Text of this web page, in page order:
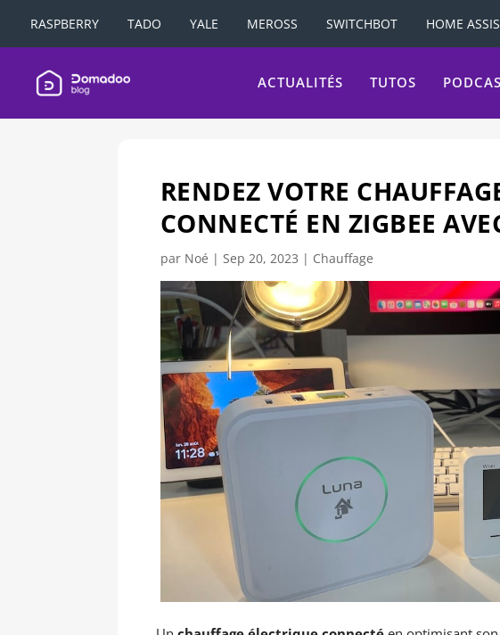
RASPBERRY TADO YALE MEROSS SWITCHBOT HOME
ACTUALITÉS TUTOS
RENDEZ VOTRE
CONNECTÉ EN ZIGBEE
par Noé | Sep 20, 2023 | Chauffage